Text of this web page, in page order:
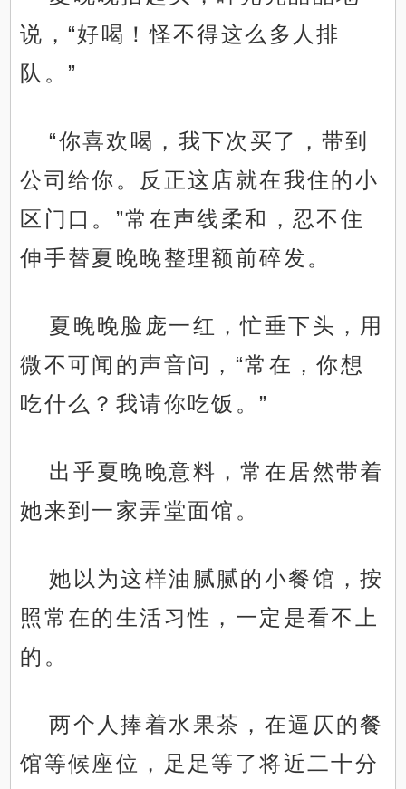
说，“好喝！怪不得这么多人排
队。”
“你喜欢喝，我下次买了，带到
公司给你。反正这店就在我住的小
区门口。”常在声线柔和，忍不住
伸手替夏晚晚整理额前碎发。
夏晚晚脸庞一红，忙垂下头，用
微不可闻的声音问，“常在，你想
吃什么？我请你吃饭。”
出乎夏晚晚意料，常在居然带着
她来到一家弄堂面馆。
她以为这样油腻腻的小餐馆，按
照常在的生活习性，一定是看不上
的。
两个人捧着水果茶，在逼仄的餐
馆等候座位，足足等了将近二十分